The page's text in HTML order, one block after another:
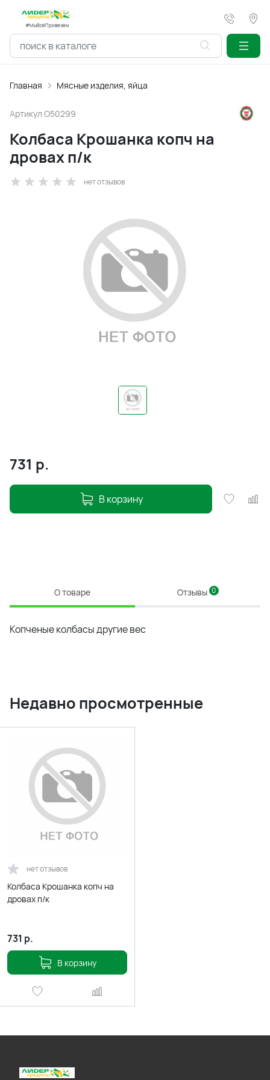
#МыВсёПривезем
Главная Мясные изделия, яйца
Артикул O50299
Колбаса Крошанка копч на
дровах п/к
нет отзывов
731 р.
В корзину
О товаре Отзывы 0
Копченые колбасы другие вес
Недавно просмотренные
нет отзывов
Колбаса Крошанка копч на
дровах п/к
731 р.
В корзину